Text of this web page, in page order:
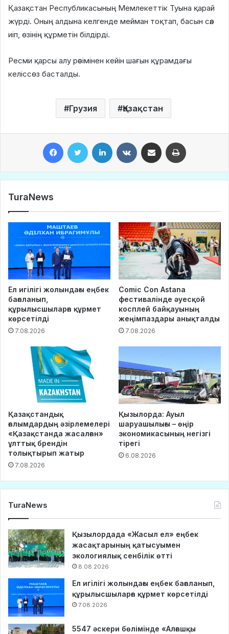
Қазақстан Республикасының Мемлекеттік Туына қарай
жүрді. Оның алдына келгенде мейман тоқтап, басын сәл
иіп, өзінің құрметін білдірді.
Ресми қарсы алу рәсімінен кейін шағын құрамдағы
келіссөз басталды.
Грузия Қазақстан
TuraNews
Ел игілігі жолындағы еңбек
бағаланып,
құрылысшыларға құрмет
көрсетілді
7.08.2026
Comic Con Astana
фестивалінде әуесқой
косплей байқауының
жеңімпаздары анықталды
7.08.2026
Қазақстандық
ғалымдардың әзірлемелері
«Қазақстанда жасалған»
ұлттық брендін
толықтырып жатыр
7.08.2026
Қызылорда: Ауыл
шаруашылығы – өңір
экономикасының негізгі
тірегі
6.08.2026
TuraNews
Қызылордада «Жасыл ел» еңбек
жасақтарының қатысуымен
экологиялық сенбілік өтті
8.08.2026
Ел игілігі жолындағы еңбек бағаланып,
құрылысшыларға құрмет көрсетілді
7.08.2026
5547 әскери бөлімінде «Алғашқы